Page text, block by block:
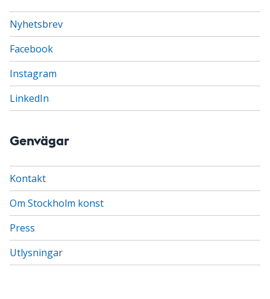
Nyhetsbrev
Facebook
Instagram
LinkedIn
Genvägar
Kontakt
Om Stockholm konst
Press
Utlysningar